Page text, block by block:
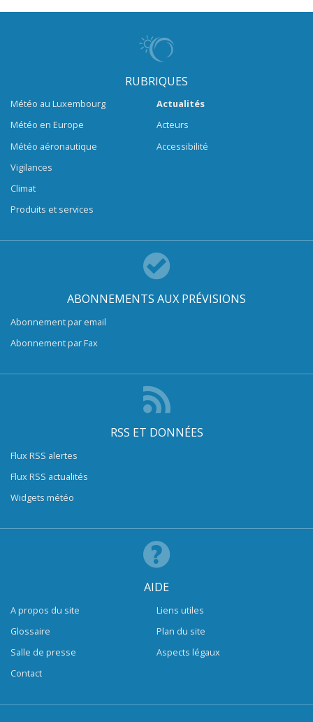
RUBRIQUES
Météo au Luxembourg
Météo en Europe
Météo aéronautique
Vigilances
Climat
Produits et services
Actualités
Acteurs
Accessibilité
ABONNEMENTS AUX PRÉVISIONS
Abonnement par email
Abonnement par Fax
RSS ET DONNÉES
Flux RSS alertes
Flux RSS actualités
Widgets météo
AIDE
A propos du site
Glossaire
Salle de presse
Contact
Liens utiles
Plan du site
Aspects légaux